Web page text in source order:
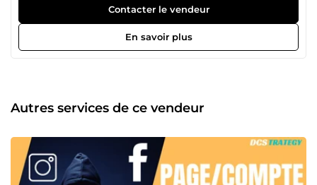
DCSTRATEGY. Avec mon équipe, j’accompagne les auteurs
et entrepreneurs sur Amazon KDP et le marketing digital à
360° pour construire un business rentable. 💬 Contacte-moi
dès maintenant pour transformer ton projet en résultats
Contacter le vendeur
En savoir plus
Autres services de ce vendeur